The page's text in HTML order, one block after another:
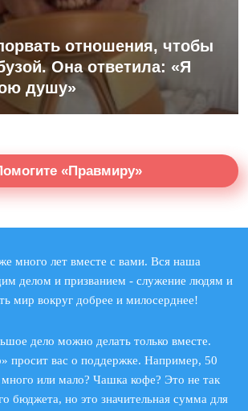
отношения, чтобы
Она ответила: «Я
душу»
«Правмиру»
много лет вместе с вами. Вся наша
делом и призванием - служение людям и
мир вокруг добрее и милосерднее!
дело можно делать только вместе.
просит вас о поддержке. Например, 50
или мало? Чашка кофе? Это не так
бюджета, но это значительная сумма для